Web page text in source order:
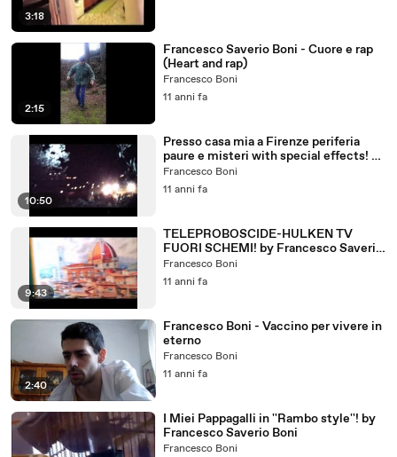
3:18
2:15
Francesco Saverio Boni - Cuore e rap
(Heart and rap)
Francesco Boni
11 anni fa
10:50
Presso casa mia a Firenze periferia
paure e misteri with special effects! by
Vostro Francesco S. Boni
Francesco Boni
11 anni fa
9:43
TELEPROBOSCIDE-HULKEN TV
FUORI SCHEMI! by Francesco Saverio
Boni
Francesco Boni
11 anni fa
2:40
Francesco Boni - Vaccino per vivere in
eterno
Francesco Boni
11 anni fa
I Miei Pappagalli in ''Rambo style''! by
Francesco Saverio Boni
Francesco Boni